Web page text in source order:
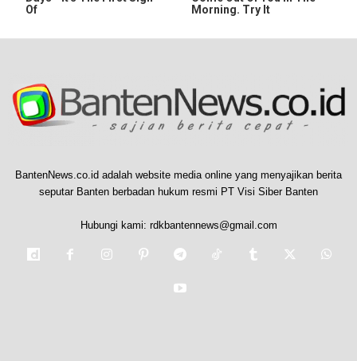
Of
Morning. Try It
BantenNews.co.id adalah website media online yang menyajikan berita
seputar Banten berbadan hukum resmi PT Visi Siber Banten
Hubungi kami: rdkbantennews@gmail.com